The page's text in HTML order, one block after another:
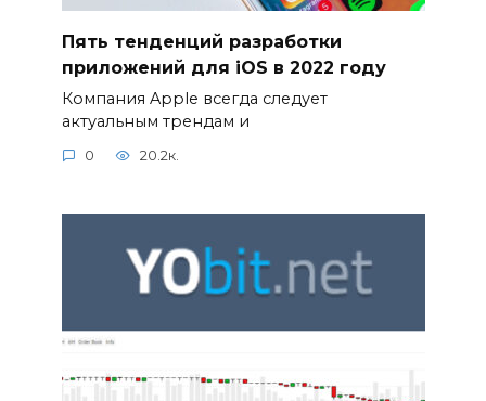
Пять тенденций разработки
приложений для iOS в 2022 году
Компания Apple всегда следует
актуальным трендам и
0 20.2к.